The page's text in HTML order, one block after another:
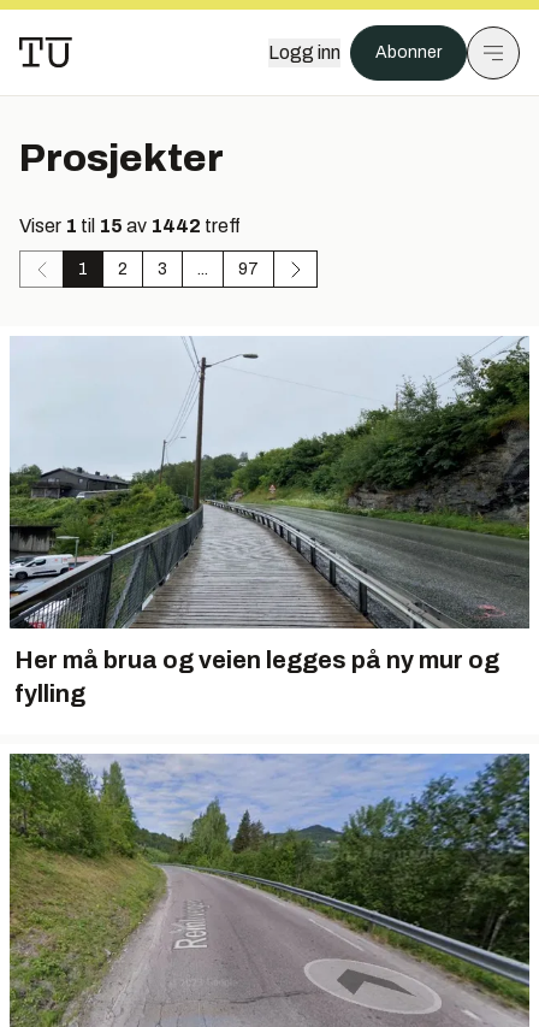
Logg inn Abonner
Prosjekter
Viser 1 til 15 av 1442 treff
1 2 3 ... 97
Her må brua og veien legges på ny mur og
fylling